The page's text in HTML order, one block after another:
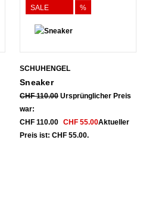
SALE
%
SCHUHENGEL
Sneaker
CHF110.00 Ursprünglicher Preis
war:
CHF 110.00 CHF 55.00Aktueller
Preis ist: CHF 55.00.